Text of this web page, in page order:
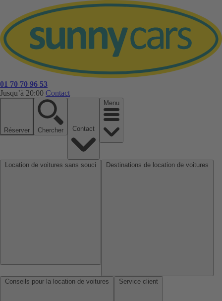
01 70 70 96 53
Jusqu’à 20:00 Contact
Réserver Chercher
Menu